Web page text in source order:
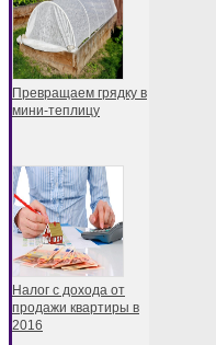
Превращаем грядку в
мини-теплицу
Налог с дохода от
продажи квартиры в
2016